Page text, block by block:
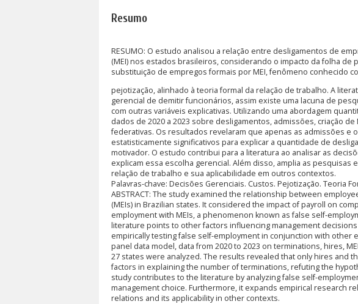
Resumo
RESUMO: O estudo analisou a relação entre desligamentos de
(MEI) nos estados brasileiros, considerando o impacto da folha
substituição de empregos formais por MEI, fenômeno conhecido
pejotização, alinhado à teoria formal da relação de trabalho. A
gerencial de demitir funcionários, assim existe uma lacuna de
com outras variáveis explicativas. Utilizando uma abordagem
dados de 2020 a 2023 sobre desligamentos, admissões, criação
federativas. Os resultados revelaram que apenas as admissões e
estatisticamente significativos para explicar a quantidade de
motivador. O estudo contribui para a literatura ao analisar as
explicam essa escolha gerencial. Além disso, amplia as
relação de trabalho e sua aplicabilidade em outros contextos.
Palavras-chave: Decisões Gerenciais. Custos. Pejotização. Teoria
ABSTRACT: The study examined the relationship between
(MEIs) in Brazilian states. It considered the impact of payroll on
employment with MEIs, a phenomenon known as false self-
literature points to other factors influencing management
empirically testing false self-employment in conjunction with other
panel data model, data from 2020 to 2023 on terminations, hires,
27 states were analyzed. The results revealed that only hires and
factors in explaining the number of terminations, refuting the
study contributes to the literature by analyzing false self-
management choice. Furthermore, it expands empirical research
relations and its applicability in other contexts.